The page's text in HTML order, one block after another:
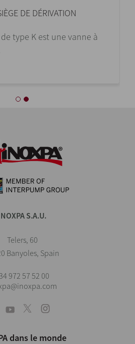
DE DÉRIVATION
de type K est une vanne à
S.A.U.
Telers, 60
Banyoles, Spain
972 57 52 00
dans le monde